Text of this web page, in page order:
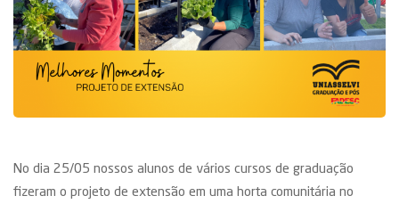
No dia 25/05 nossos alunos de vários cursos de graduação
fizeram o projeto de extensão em uma horta comunitária no